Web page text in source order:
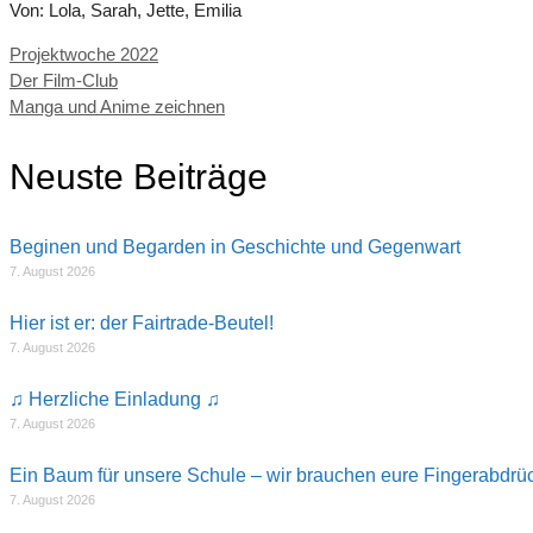
Von: Lola, Sarah, Jette, Emilia
Kategorien
Projektwoche 2022
Der Film-Club
Manga und Anime zeichnen
Neuste Beiträge
Beginen und Begarden in Geschichte und Gegenwart
7. August 2026
Hier ist er: der Fairtrade-Beutel!
7. August 2026
♫ Herzliche Einladung ♫
7. August 2026
Ein Baum für unsere Schule – wir brauchen eure
7. August 2026